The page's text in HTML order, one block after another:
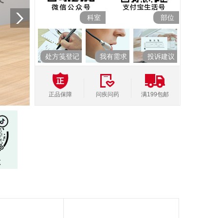
科室 部位
处方笺登记 我有需求 投诉建议
正品保障 问疾问药 满199包邮